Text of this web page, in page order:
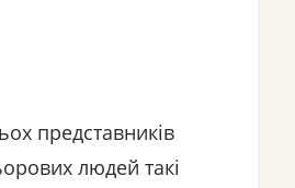
представників
людей такі